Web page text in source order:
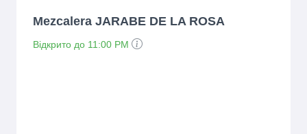
Mezcalera JARABE DE LA ROSA
Відкрито до 11:00 PM